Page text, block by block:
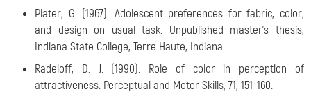
Plater, G. (1967). Adolescent preferences for fabric, color,
and design on usual task. Unpublished master's thesis,
Indiana State College, Terre Haute, Indiana.
Radeloff, D. J. (1990). Role of color in perception of
attractiveness. Perceptual and Motor Skills, 71, 151-160.